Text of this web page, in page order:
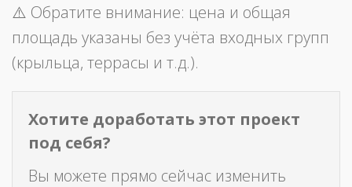
⚠️ Обратите внимание: цена и общая
площадь указаны без учёта входных групп
(крыльца, террасы и т.д.).
Хотите доработать этот проект
под себя?
Вы можете прямо сейчас изменить